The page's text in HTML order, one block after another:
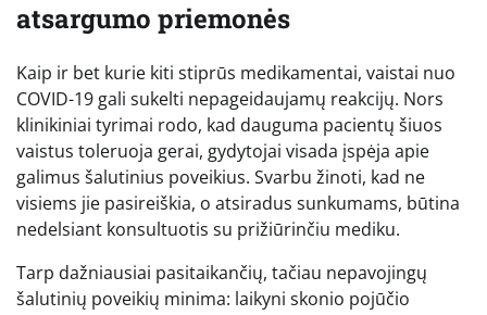
atsargumo priemonės
Kaip ir bet kurie kiti stiprūs medikamentai, vaistai nuo
COVID-19 gali sukelti nepageidaujamų reakcijų. Nors
klinikiniai tyrimai rodo, kad dauguma pacientų šiuos
vaistus toleruoja gerai, gydytojai visada įspėja apie
galimus šalutinius poveikius. Svarbu žinoti, kad ne
visiems jie pasireiškia, o atsiradus sunkumams, būtina
nedelsiant konsultuotis su prižiūrinčiu mediku.
Tarp dažniausiai pasitaikančių, tačiau nepavojingų
šalutinių poveikių minima: laikyni skonio pojūčio